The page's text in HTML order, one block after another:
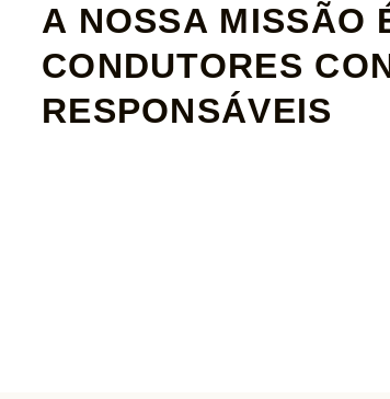
A NOSSA MISSÃO
CONDUTORES
RESPONSÁVEIS